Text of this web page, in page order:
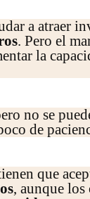
a atraer
. Pero el
la
no se
de
que
, aunque los